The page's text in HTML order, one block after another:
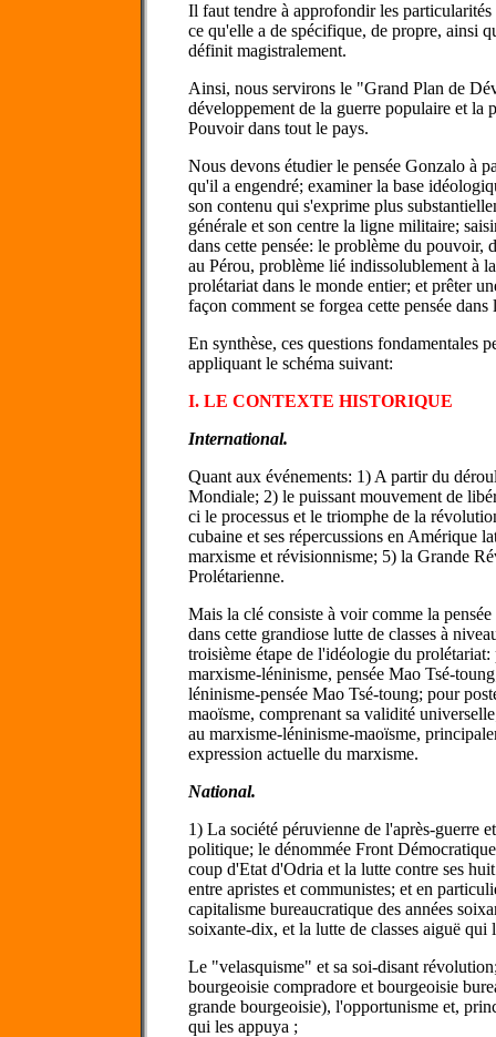
Il faut tendre à approfondir les
ce qu'elle a de spécifique, de propre, ainsi
définit magistralement.
Ainsi, nous servirons le "Grand Plan de
développement de la guerre populaire et la
Pouvoir dans tout le pays.
Nous devons étudier le pensée Gonzalo à
qu'il a engendré; examiner la base
son contenu qui s'exprime plus
générale et son centre la ligne militaire;
dans cette pensée: le problème du pouvoir,
au Pérou, problème lié indissolublement à
prolétariat dans le monde entier; et prêter
façon comment se forgea cette pensée
En synthèse, ces questions fondamentales
appliquant le schéma suivant:
I. LE CONTEXTE HISTORIQUE
International.
Quant aux événements: 1) A partir du
Mondiale; 2) le puissant mouvement de
ci le processus et le triomphe de la
cubaine et ses répercussions en Amérique
marxisme et révisionnisme; 5) la Grande
Prolétarienne.
Mais la clé consiste à voir comme la
dans cette grandiose lutte de classes à
troisième étape de l'idéologie du
marxisme-léninisme, pensée Mao Tsé-
léninisme-pensée Mao Tsé-toung; pour
maoïsme, comprenant sa validité
au marxisme-léninisme-maoïsme,
expression actuelle du marxisme.
National.
1) La société péruvienne de l'après-guerre
politique; le dénommée Front
coup d'Etat d'Odria et la lutte contre ses
entre apristes et communistes; et en
capitalisme bureaucratique des années
soixante-dix, et la lutte de classes aiguë qui
Le "velasquisme" et sa soi-disant
bourgeoisie compradore et bourgeoisie
grande bourgeoisie), l'opportunisme et,
qui les appuya ;